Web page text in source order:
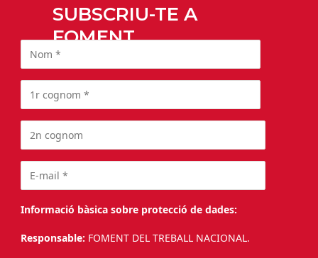
SUBSCRIU-TE A
FOMENT
Informació bàsica sobre protecció de dades:
Responsable: FOMENT DEL TREBALL NACIONAL.